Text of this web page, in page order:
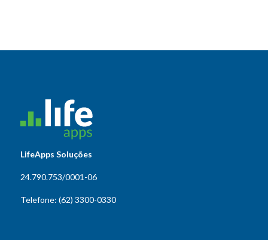
LifeApps Soluções
24.790.753/0001-06
Telefone: (62) 3300-0330